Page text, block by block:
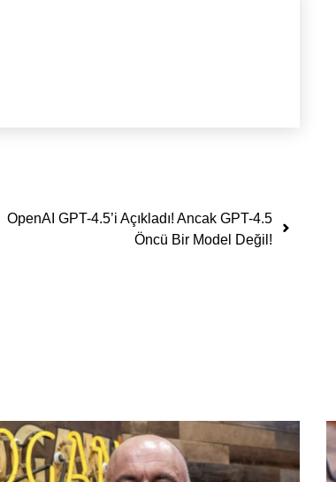
OpenAI GPT-4.5’i Açıkladı! Ancak GPT-4.5
Öncü Bir Model Değil!